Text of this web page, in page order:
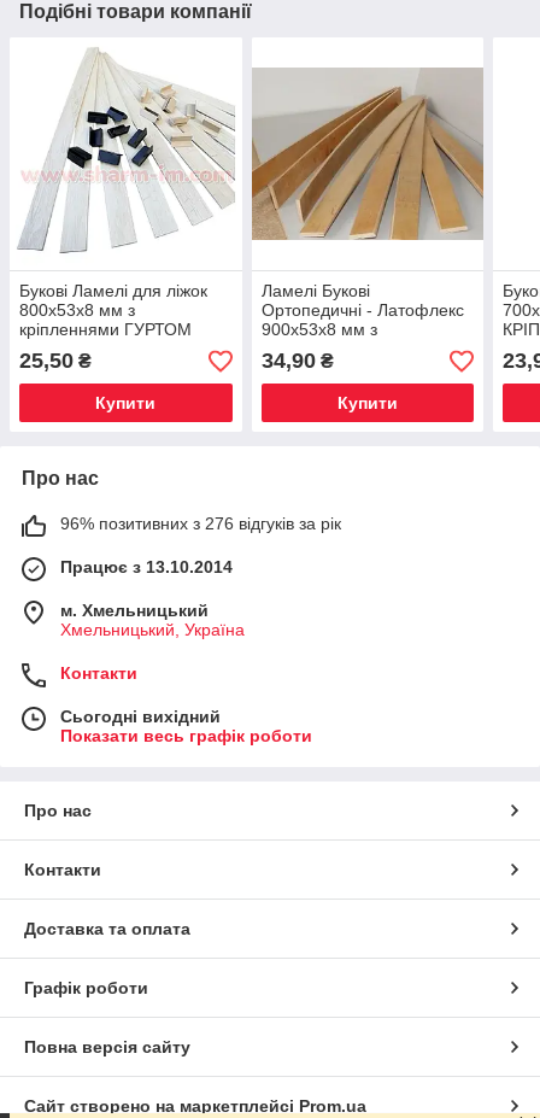
Подібні товари компанії
Букові Ламелі для ліжок
800х53х8 мм з
кріпленнями ГУРТОМ
25,50 ₴
Купити
Ламелі Букові
Ортопедичні - Латофлекс
900х53х8 мм з
34,90₴
Купити
Про нас
96% позитивних з 276 відгуків за рік
Працює з 13.10.2014
м. Хмельницький
Хмельницький, Україна
Контакти
Сьогодні вихідний
Показати весь графік роботи
Про нас
Контакти
Доставка та оплата
Графік роботи
Повна версія сайту
Сайт створено на маркетплейсі Prom.ua